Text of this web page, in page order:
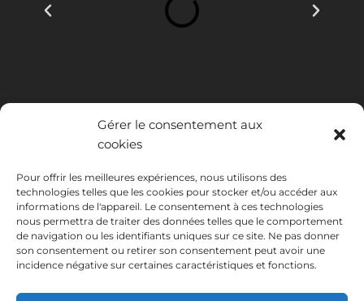
Gérer le consentement aux
cookies
Pour offrir les meilleures expériences, nous utilisons des
technologies telles que les cookies pour stocker et/ou accéder aux
informations de l'appareil. Le consentement à ces technologies
nous permettra de traiter des données telles que le comportement
de navigation ou les identifiants uniques sur ce site. Ne pas donner
son consentement ou retirer son consentement peut avoir une
incidence négative sur certaines caractéristiques et fonctions.
INSTITUTO HISPANICO DE MURCIA, SOCIEDAD LIMITADA a été
bénéficiaire du Fonds européen de développement régional dont
l'objectif est de développer l'utilisation et la qualité des technologies
de l'information et de la communication et leur accessibilité, et grâce
auquel elle a mis en place les solutions suivantes : présence en ligne à
cette fin, elle a été soutenue par le programme TIC Cámaras, par